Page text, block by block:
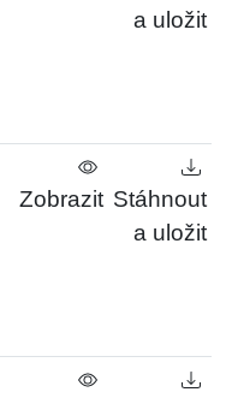
a uložit
Zobrazit Stáhnout
a uložit